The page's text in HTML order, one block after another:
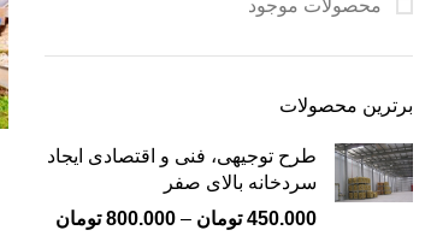
محصولات موجود
برترین محصولات
طرح توجیهی، فنی و اقتصادی ایجاد
سردخانه بالای صفر
450.000 تومان –
800.000 تومان